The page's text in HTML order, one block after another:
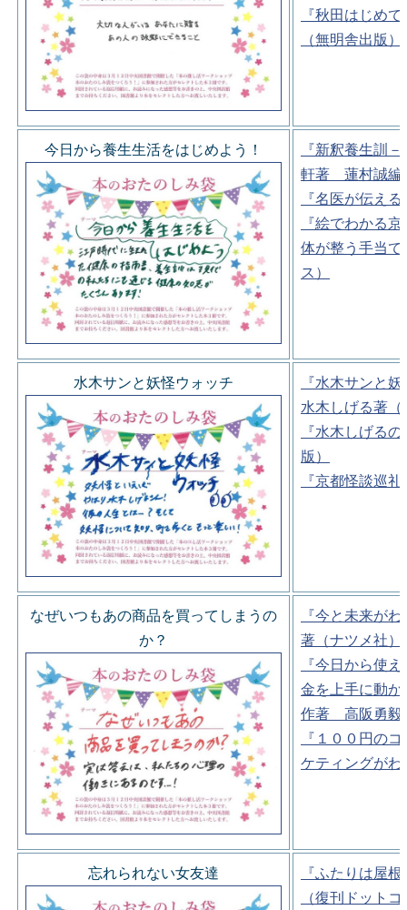
『秋田はじめ
（無明舎出版）
今日から養生生活をはじめよう！
『新釈養生訓
軒著 蓮村誠編
『名医が伝え
『絵でわかる
体が整う手当
ス）
水木サンと妖怪ウォッチ
『水木サンと
水木しげる著（
『水木しげる
版）
『京都怪談巡
なぜいつもあの商品を買ってしまうの
か？
『今と未来が
著（ナツメ社）
『今日から使
金を上手に動
作著 高阪勇毅
『１００円の
ケティングが
忘れられない女友達
『ふたりは屋
（復刊ドット